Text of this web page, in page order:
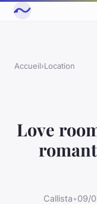
Accueil›Location
Love
Callista•09/